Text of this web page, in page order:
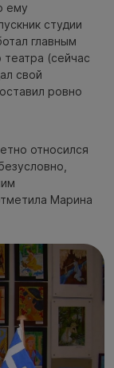
ему
студии
главным
(сейчас
свой
ровно
относился
Марина